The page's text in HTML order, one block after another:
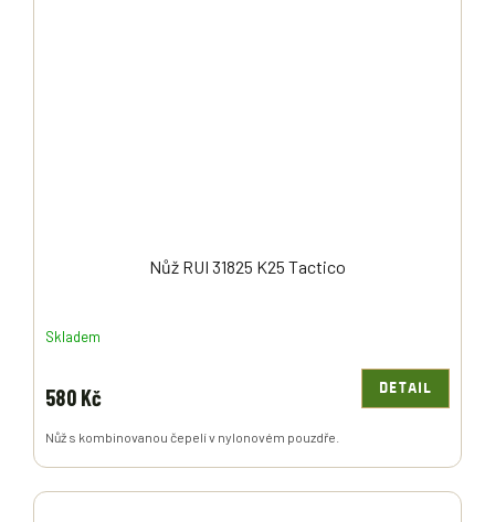
Nůž RUI 31825 K25 Tactico
Skladem
580 Kč DETAIL
Nůž s kombinovanou čepelí v nylonovém pouzdře.